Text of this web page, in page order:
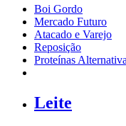
Boi Gordo
Mercado Futuro
Atacado e Varejo
Reposição
Proteínas
Leite